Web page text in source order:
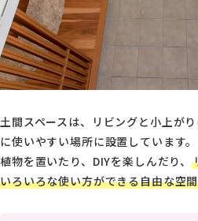
土間スペースは、リビングと小上が
に使いやすい場所に設置しています。
植物を置いたり、DIYを楽しんだり、
いろいろな使い方ができる自由な空間